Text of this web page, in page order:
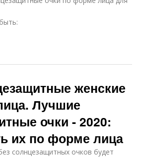
женские
Лучшие
очки - 2020:
их по форме лица
солнцезащитных очков будет